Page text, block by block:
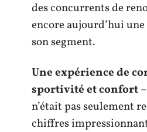
des concurrents de
encore aujourd’hui
son segment.
Une expérience de
sportivité et confort
n’était pas seulement
chiffres